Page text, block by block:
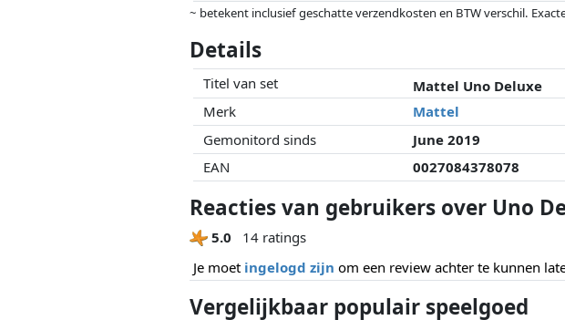
~ betekent inclusief geschatte verzendkosten en BTW verschil.
geen enkele invoed op. Alleen bij gelijke prijzen kunnen historische
Details
Titel van set
Mattel Uno Deluxe
Merk
Mattel
Gemonitord sinds
June 2019
EAN
0027084378078
Reacties van gebruikers over Uno
5.0
14 ratings
Je moet ingelogd zijn om een review achter te kunnen
Vergelijkbaar populair speelgoed